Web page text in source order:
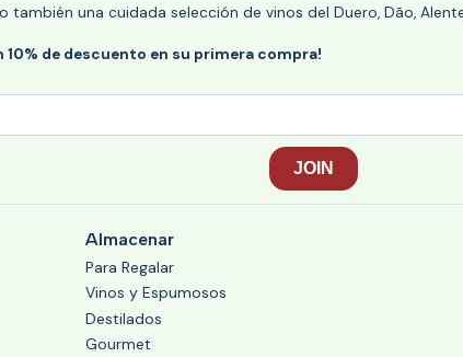
una cuidada selección de vinos del Duero, Dão,
de descuento en su primera compra!
Almacenar
Para Regalar
Vinos y Espumosos
Destilados
Gourmet